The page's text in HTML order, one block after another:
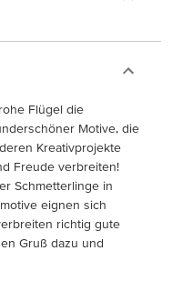
Flügel die
Motive, die
Kreativprojekte
Freude verbreiten!
Schmetterlinge in
eignen sich
richtig gute
Gruß dazu und